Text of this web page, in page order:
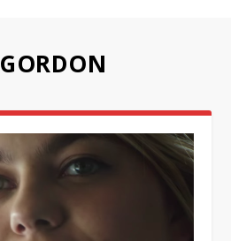
GORDON